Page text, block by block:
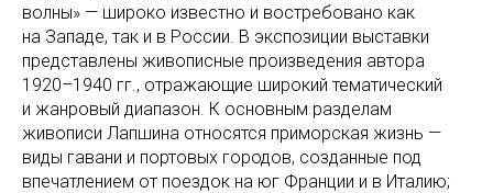
волны» — широко известно и востребовано как
на Западе, так и в России. В экспозиции выставки
представлены живописные произведения автора
1920–1940 гг., отражающие широкий тематический
и жанровый диапазон. К основным разделам
живописи Лапшина относятся приморская жизнь —
виды гавани и портовых городов, созданные под
впечатлением от поездок на юг Франции и в Италию;